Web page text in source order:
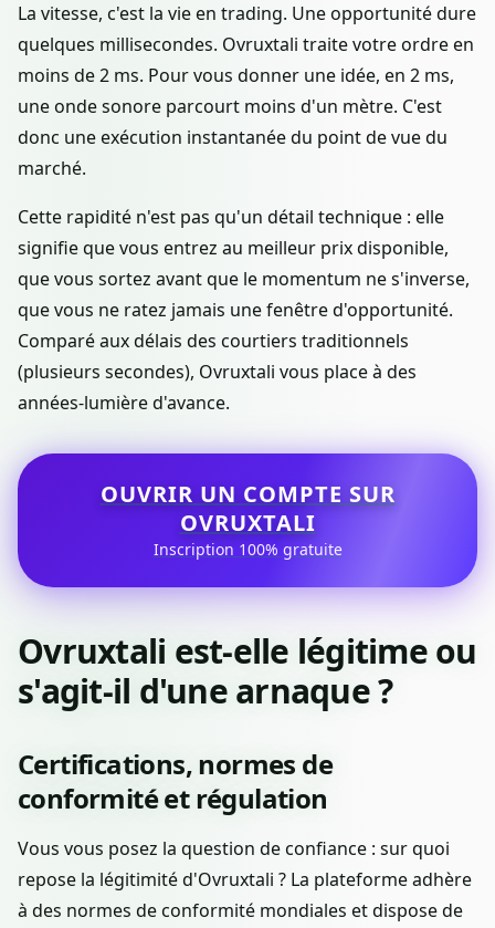
La vitesse, c'est la vie en trading. Une opportunité dure
quelques millisecondes. Ovruxtali traite votre ordre en
moins de 2 ms. Pour vous donner une idée, en 2 ms,
une onde sonore parcourt moins d'un mètre. C'est
donc une exécution instantanée du point de vue du
marché.
Cette rapidité n'est pas qu'un détail technique : elle
signifie que vous entrez au meilleur prix disponible,
que vous sortez avant que le momentum ne s'inverse,
que vous ne ratez jamais une fenêtre d'opportunité.
Comparé aux délais des courtiers traditionnels
(plusieurs secondes), Ovruxtali vous place à des
années-lumière d'avance.
OUVRIR UN COMPTE SUR
OVRUXTALI
Inscription 100% gratuite
Ovruxtali est-elle légitime ou
s'agit-il d'une arnaque ?
Certifications, normes de
conformité et régulation
Vous vous posez la question de confiance : sur quoi
repose la légitimité d'Ovruxtali ? La plateforme adhère
à des normes de conformité mondiales et dispose de